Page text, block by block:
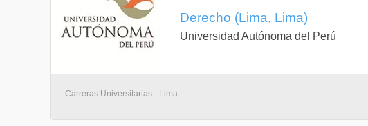
Derecho (Lima, Lima)
Universidad Autónoma del Perú
Carreras Universitarias - Lima